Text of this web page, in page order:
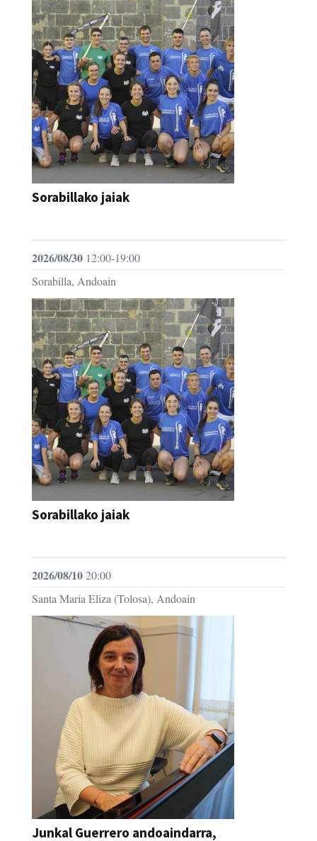
Sorabillako jaiak
2026/08/30 12:00-19:00
Sorabilla, Andoain
Sorabillako jaiak
2026/08/1020:00
Santa Maria Eliza (Tolosa), Andoain
Junkal Guerrero andoaindarra,